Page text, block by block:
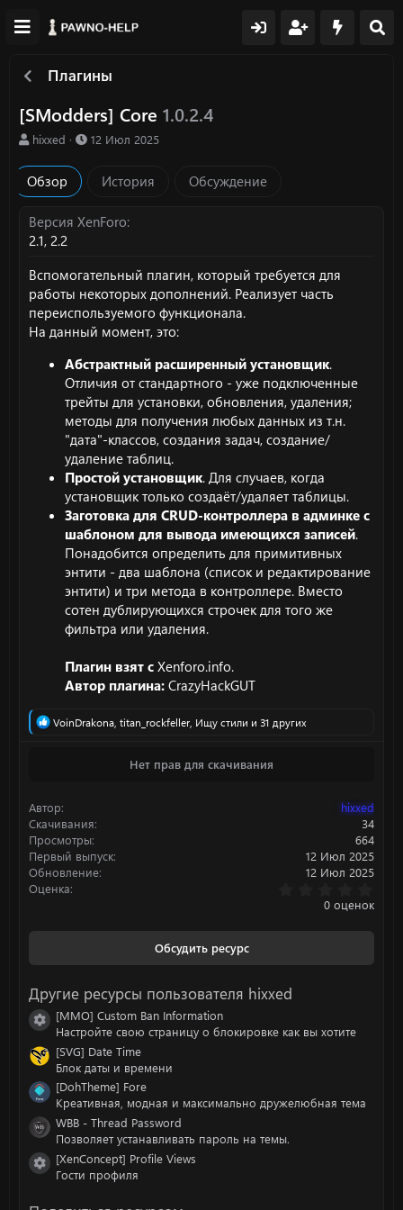
Плагины
[SModders] Core 1.0.2.4
А
т
о
hixxed
Д
о
н
и
я
12 Июл 2025
Обзор История Обсуждение
Версия XenForo
2.1 2.2
Вспомогательный плагин, который требуется для
работы некоторых дополнений. Реализует часть
переиспользуемого функционала.
На данный момент, это:
Абстрактный расширенный установщик.
Отличия от стандартного - уже подключенные
трейты для установки, обновления, удаления;
методы для получения любых данных из т.н.
"дата"-классов, создания задач, создание/
удаление таблиц.
Простой установщик. Для случаев, когда
установщик только создаёт/удаляет таблицы.
Заготовка для CRUD-контроллера в админке с
шаблоном для вывода имеющихся записей.
Понадобится определить для примитивных
энтити - два шаблона (список и редактирование
энтити) и три метода в контроллере. Вместо
сотен дублирующихся строчек для того же
фильтра или удаления.
Плагин взят с Xenforo.info.
Автор плагина: CrazyHackGUT
Р
и
:
VoinDrakona, titan_rockfeller, Ищу стили и 31 других
Нет прав для скачивания
Автор
hixxed
Скачивания
34
Просмотры
664
Первый выпуск
12 Июл 2025
Обновление
12 Июл 2025
Оценка
.
0
0 оценок
Обсудить ресурс
Другие ресурсы пользователя hixxed
Иконка ресурса
[MMO] Custom Ban Information
Настройте свою страницу о блокировке как вы хотите
[SVG] Date Time
Блок даты и времени
[DohTheme] Fore
Креативная, модная и максимально дружелюбная тема
WBB - Thread Password
Позволяет устанавливать пароль на темы.
Иконка ресурса
[XenConcept] Profile Views
Гости профиля